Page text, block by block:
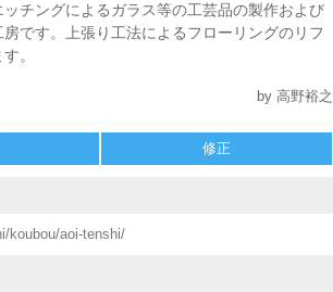
チングによるガラス等の工芸品の製作および
です。上張り工法によるフローリングのリフ
。
by 高野裕之
修正
koubou/aoi-tenshi/